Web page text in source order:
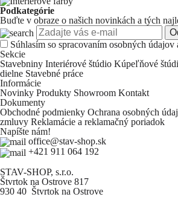
Podkategórie
Buďte v obraze o našich novinkách a tých
Súhlasím so spracovaním osobných
Sekcie
Stavebniny Interiérové štúdio Kúpeľňové
dielne Stavebné práce
Informácie
Novinky Produkty Showroom Kontakt
Dokumenty
Obchodné podmienky Ochrana osobných
zmluvy Reklamácie a reklamačný poriadok
Napíšte nám!
office@stav-shop.sk
+421 911 064 192
STAV-SHOP, s.r.o.
Štvrtok na Ostrove 817
930 40 Štvrtok na Ostrove